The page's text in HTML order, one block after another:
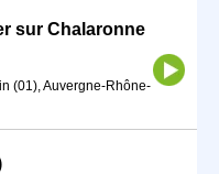
sur Chalaronne
(01), Auvergne-Rhône-